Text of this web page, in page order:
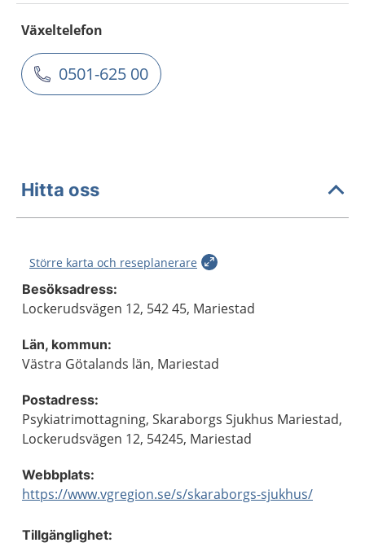
Växeltelefon
0501-625 00
Hitta oss
Större karta och reseplanerare
Besöksadress:
Lockerudsvägen 12, 542 45, Mariestad
Län, kommun:
Västra Götalands län, Mariestad
Postadress:
Psykiatrimottagning, Skaraborgs Sjukhus Mariestad,
Lockerudsvägen 12, 54245, Mariestad
Webbplats:
https://www.vgregion.se/s/skaraborgs-sjukhus/
Tillgänglighet: